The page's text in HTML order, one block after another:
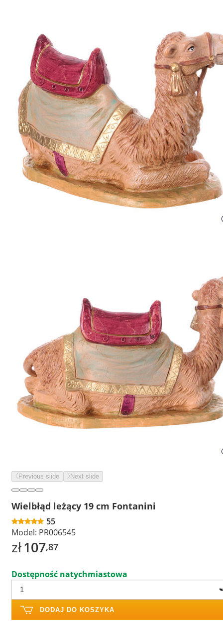
Previous slide Next slide
Wielbłąd leżący 19 cm Fontanini
55
Model: PR006545
zł107,87
Dostępność natychmiastowa
DODAJ DO KOSZYKA